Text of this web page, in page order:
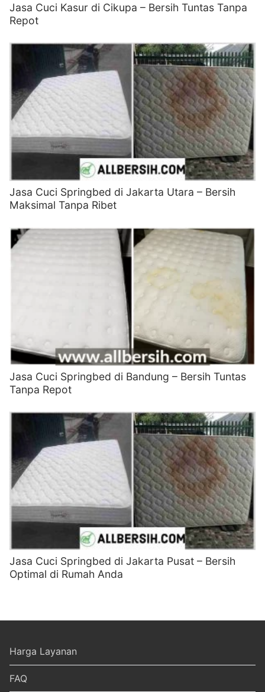
Jasa Cuci Kasur di Cikupa – Bersih Tuntas Tanpa
Repot
Jasa Cuci Springbed di Jakarta Utara – Bersih
Maksimal Tanpa Ribet
Jasa Cuci Springbed di Bandung – Bersih Tuntas
Tanpa Repot
Jasa Cuci Springbed di Jakarta Pusat – Bersih
Optimal di Rumah Anda
Harga Layanan
FAQ